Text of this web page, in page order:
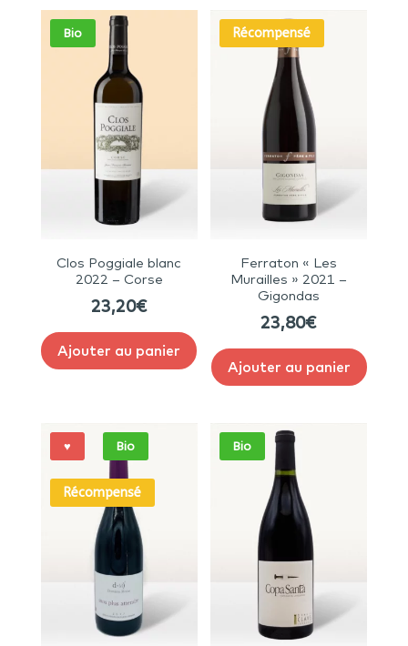
Bio
Clos Poggiale blanc
2022 – Corse
23,20€
Ajouter au panier
Récompensé
Ferraton « Les
Murailles » 2021 –
Gigondas
23,80€
Ajouter au panier
♥ Bio
Récompensé
Bio